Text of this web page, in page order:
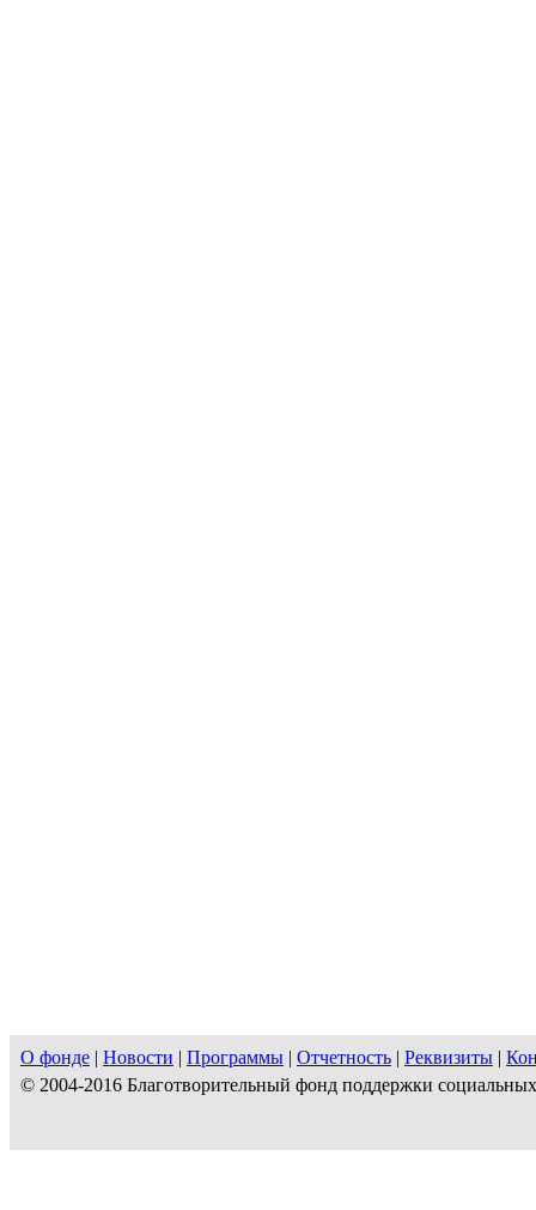
О фонде | Новости | Программы | Отчетность | Реквизиты |
© 2004-2016 Благотворительный фонд поддержки